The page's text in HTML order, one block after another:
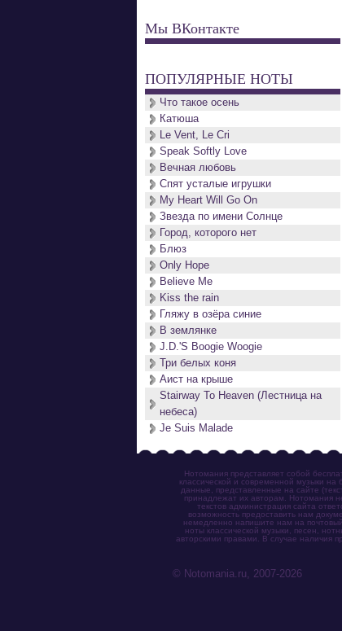
Мы ВКонтакте
ПОПУЛЯРНЫЕ НОТЫ
Что такое осень
Катюша
Le Vent, Le Cri
Speak Softly Love
Вечная любовь
Спят усталые игрушки
My Heart Will Go On
Звезда по имени Солнце
Город, которого нет
Блюз
Only Hope
Believe Me
Kiss the rain
Гляжу в озёра синие
В землянке
J.D.'S Boogie Woogie
Три белых коня
Аист на крыше
Stairway To Heaven (Лестница на
небеса)
Je Suis Malade
Нотомания представляет собой
классической и современной музыки
данные, представленные на сайте
принадлежат их авторам. Нотомания
текстов администрация сайта
возможность предоставить нам
немедленно напишите нам на
ноты классической музыки, песен,
авторскими правами. В случае наличия
© Notomania.ru, 2007-2026